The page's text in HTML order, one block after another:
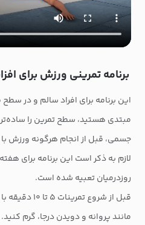
برنامه تمرینی ورزش برای
این برنامه برای افراد سالم و در
مبتدی هستید، سطح تمرین را
جسمی، قبل از انجام هرگونه
لازم به ذکر است این برنامه برای
روزدرمیان تعبیه شده است.
قبل از شروع
مانند پروانه و دویدن درجا، گرم کنید.